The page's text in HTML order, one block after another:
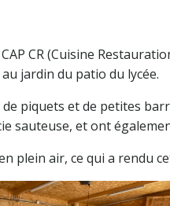
CR (Cuisine
jardin du patio du lycée.
piquets et de petites
sauteuse, et ont
plein air, ce qui a rendu